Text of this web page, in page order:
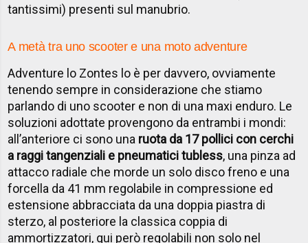
tantissimi) presenti sul manubrio.
A metà tra uno scooter e una moto adventure
Adventure lo Zontes lo è per davvero, ovviamente
tenendo sempre in considerazione che stiamo
parlando di uno scooter e non di una maxi enduro. Le
soluzioni adottate provengono da entrambi i mondi:
all’anteriore ci sono una ruota da 17 pollici con cerchi
a raggi tangenziali e pneumatici tubless, una pinza ad
attacco radiale che morde un solo disco freno e una
forcella da 41 mm regolabile in compressione ed
estensione abbracciata da una doppia piastra di
sterzo, al posteriore la classica coppia di
ammortizzatori, qui però regolabili non solo nel